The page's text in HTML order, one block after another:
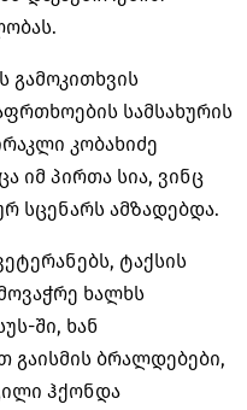
გამოკითხვის
სამსახურის
კობახიძე
იმ პირთა სია, ვინც
სცენარს ამზადებდა.
ტაქსის
ხალხს
ში, ხან
გაისმის ბრალდებები,
ჰქონდა